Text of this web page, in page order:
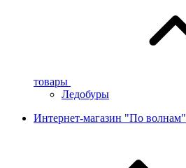
товары
Ледобуры
Интернет-магазин "По волнам"